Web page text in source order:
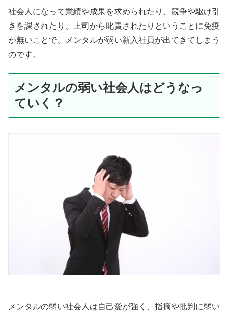
社会人になって業績や成果を求められたり、競争や駆け引
きを課されたり、上司から叱責されたりということに免疫
が無いことで、メンタルが弱い新入社員が出てきてしまう
のです。
メンタルの弱い社会人はどうなっ
ていく？
メンタルの弱い社会人は自己愛が強く、指摘や批判に弱い